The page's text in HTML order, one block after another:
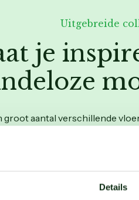
Details
Uitgebreide
je
groot aantal verschillende